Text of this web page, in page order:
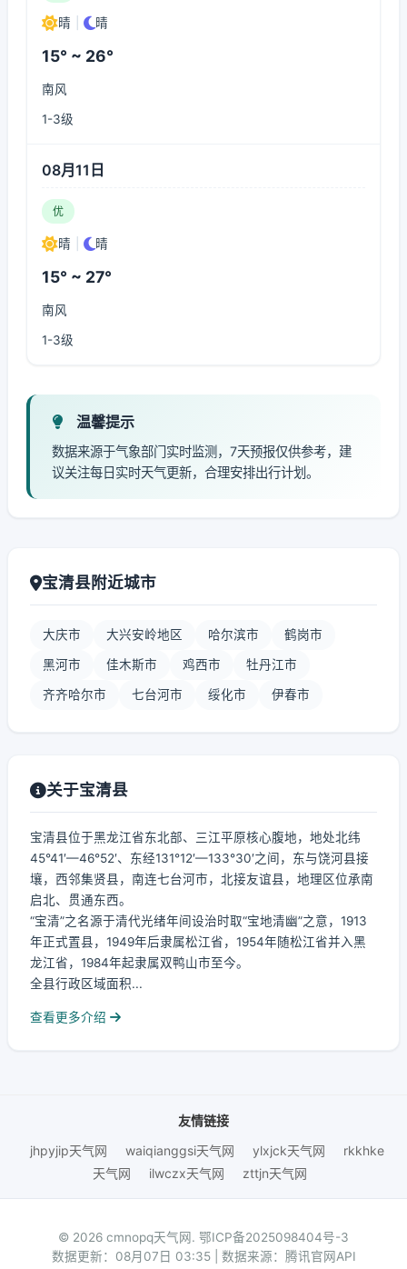
晴 晴
15° ~ 26°
南风
1-3级
08月11日
优
晴 晴
15° ~ 27°
南风
1-3级
温馨提示
数据来源于气象部门实时监测，7天预报仅供参考，建
议关注每日实时天气更新，合理安排出行计划。
宝清县附近城市
大庆市 大兴安岭地区 哈尔滨市 鹤岗市
黑河市 佳木斯市 鸡西市 牡丹江市
齐齐哈尔市 七台河市 绥化市 伊春市
关于宝清县
宝清县位于黑龙江省东北部、三江平原核心腹地，地处北纬
45°41′—46°52′、东经131°12′—133°30′之间，东与饶河县接
壤，西邻集贤县，南连七台河市，北接友谊县，地理区位承南
启北、贯通东西。
“宝清”之名源于清代光绪年间设治时取“宝地清幽”之意，1913
年正式置县，1949年后隶属松江省，1954年随松江省并入黑
龙江省，1984年起隶属双鸭山市至今。
全县行政区域面积...
查看更多介绍
友情链接
jhpyjip天气网
waiqianggsi天气网 ylxjck天气网
rkkhke
天气网
ilwczx天气网 zttjn天气网
© 2026 cmnopq天气网. 鄂ICP备2025098404号-3
数据更新：08月07日 03:35 | 数据来源：腾讯官网API